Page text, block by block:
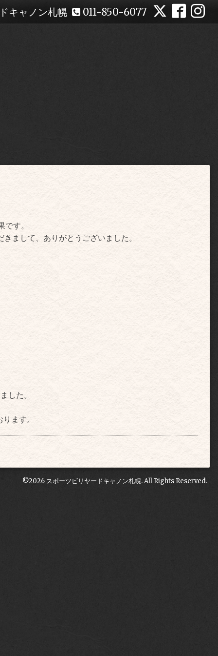
011-850-6077
キャノン札幌
す。
きまして、ありがとうございました。
した。
ます。
©2026 スポーツビリヤードキャノン札幌. All Rights Reserved.